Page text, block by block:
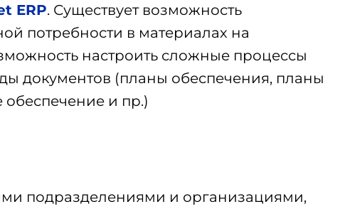
ERP. Существует возможность
потребности в материалах на
настроить сложные процессы
документов (планы обеспечения, планы
обеспечение и пр.)
подразделениями и организациями,